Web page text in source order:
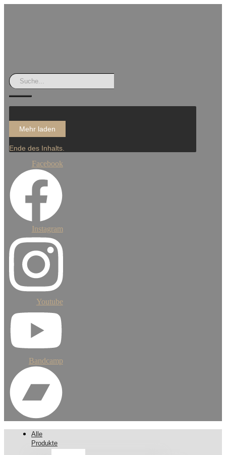
Mehr laden
Ende des Inhalts.
Facebook
Instagram
Youtube
Bandcamp
Alle
Produkte